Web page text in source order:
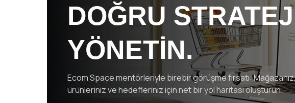
DOĞRU
YÖNETİN.
Ecom Space mentörleriyle birebir görüşme fırsatı:
ürünleriniz ve hedefleriniz için net bir yol haritası oluşturun.